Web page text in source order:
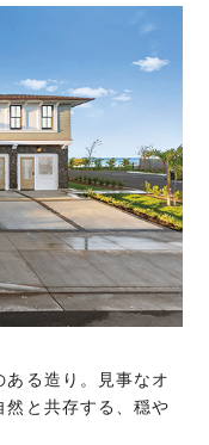
る造り。見事なオ
然と共存する、穏や